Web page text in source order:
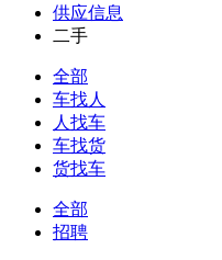
供应信息
二手
全部
车找人
人找车
车找货
货找车
全部
招聘